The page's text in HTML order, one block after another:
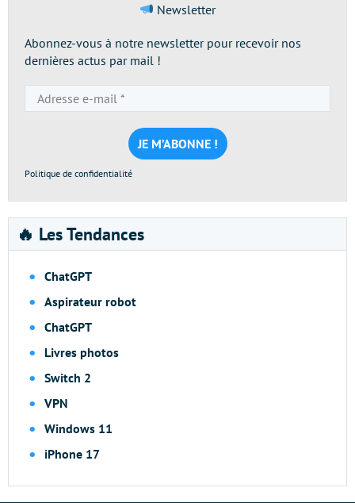
Newsletter
Abonnez-vous à notre newsletter pour recevoir nos
dernières actus par mail !
e-
mail
*
Politique de confidentialité
🔥 Les Tendances
ChatGPT
Aspirateur robot
ChatGPT
Livres photos
Switch 2
VPN
Windows 11
iPhone 17